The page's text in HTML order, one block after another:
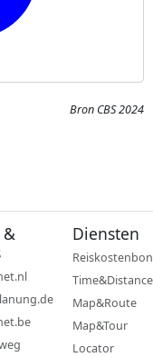
Bron CBS 2024
&
Diensten
Reiskostenbon
Time&Distance
Map&Route
Map&Tour
Locator